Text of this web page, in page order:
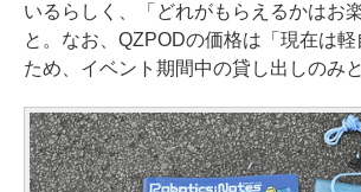
いるらしく、「どれがもらえるかはお
と。なお、QZPODの価格は「現在は
ため、イベント期間中の貸し出しのみ